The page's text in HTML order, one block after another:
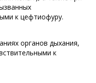
к цефтиофуру.
органов дыхания,
к